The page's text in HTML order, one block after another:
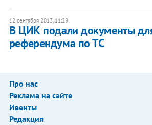
12 сентября 2013, 11:29
В ЦИК подали документы
референдума по ТС
Про нас
Реклама на сайте
Ивенты
Редакция